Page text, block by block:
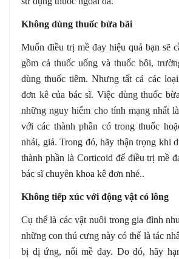
Không dùng thuốc bừa bãi
Muốn điều trị mề đay hiệu quả bạn sẽ
gồm cả thuốc uống và thuốc bôi,
dùng thuốc tiêm. Nhưng tất cả các
đơn kê của bác sĩ. Việc dùng thuốc
những nguy hiểm cho tính mạng nhất
với các thành phần có trong thuốc
nhái, giả. Trong đó, hãy thận trọng khi
thành phần là Corticoid để điều trị mề
bác sĩ chuyên khoa kê đơn nhé..
Không tiếp xúc với động vật có lông
Cụ thể là các vật nuôi trong gia đình
những con thú cưng này có thể là tác
bị dị ứng, nổi mề đay. Do đó, hãy